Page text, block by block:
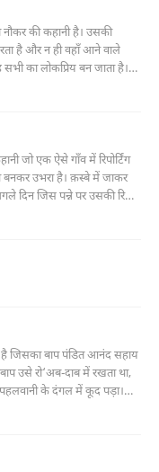
की कहानी है। उसकी
है और न ही वहाँ आने वाले
का लोकप्रिय बन जाता है।
नापसंदगी के बावजूद एक
जो एक ऐसे गाँव में रिपोर्टिंग
बनकर उभरा है। क़स्बे में जाकर
जिस पन्ने पर उसकी रिपोर्ट
जिसका बाप पंडित आनंद सहाय
उसे रो‘अब-दाब में रखता था,
के दंगल में कूद पड़ा।
में रम गया और यहाँ उसने ऐसे-